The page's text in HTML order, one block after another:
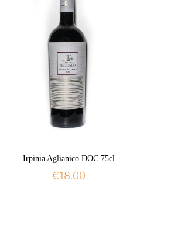
Irpinia Aglianico DOC 75cl
€18.00